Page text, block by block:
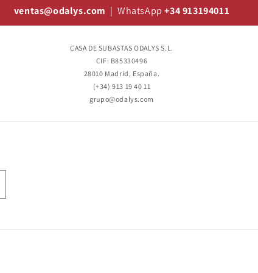
ventas@odalys.com | WhatsApp+34 913194011
CASA DE SUBASTAS ODALYS S.L.
CIF: B85330496
28010 Madrid, España.
(+34) 913 19 40 11
grupo@odalys.com